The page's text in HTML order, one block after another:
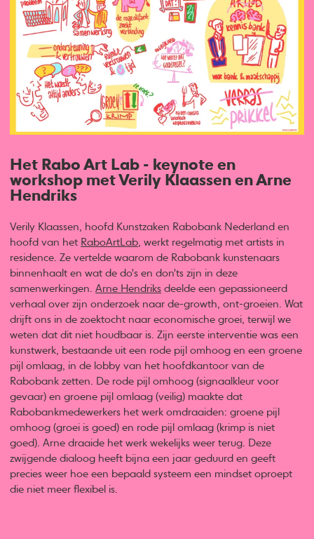
Het Rabo Art Lab - keynote en
workshop met Verily Klaassen en Arne
Hendriks
Verily Klaassen, hoofd Kunstzaken Rabobank Nederland en
hoofd van het RaboArtLab, werkt regelmatig met artists in
residence. Ze vertelde waarom de Rabobank kunstenaars
binnenhaalt en wat de do's en don'ts zijn in deze
samenwerkingen.Arne Hendriks deelde een gepassioneerd
verhaal over zijn onderzoek naar de-growth, ont-groeien. Wat
drijft ons in de zoektocht naar economische groei, terwijl we
weten dat dit niet houdbaar is. Zijn eerste interventie was een
kunstwerk, bestaande uit een rode pijl omhoog en een groene
pijl omlaag, in de lobby van het hoofdkantoor van de
Rabobank zetten. De rode pijl omhoog (signaalkleur voor
gevaar) en groene pijl omlaag (veilig) maakte dat
Rabobankmedewerkers het werk omdraaiden: groene pijl
omhoog (groei is goed) en rode pijl omlaag (krimp is niet
goed). Arne draaide het werk wekelijks weer terug. Deze
zwijgende dialoog heeft bijna een jaar geduurd en geeft
precies weer hoe een bepaald systeem een mindset oproept
die niet meer flexibel is.